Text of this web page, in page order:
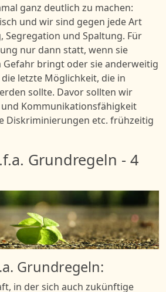
ganz deutlich zu machen:
und wir sind gegen jede Art
Segregation und Spaltung. Für
nur dann statt, wenn sie
Gefahr bringt oder sie anderweitig
letzte Möglichkeit, die in
sollte. Davor sollten wir
Kommunikationsfähigkeit
Diskriminierungen etc. frühzeitig
Grundregeln - 4
Grundregeln:
in der sich auch zukünftige